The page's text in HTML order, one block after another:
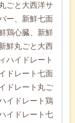
ごと大西洋サ
ー、新鮮七面
鶏心臓、新鮮
鮮丸ごと大西
ハイドレート
ドレート七面
ドレート丸ご
イドレート鶏
イドレート七